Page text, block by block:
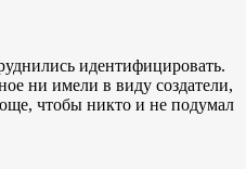
идентифицировать.
ни имели в виду создатели,
чтобы никто и не подумал